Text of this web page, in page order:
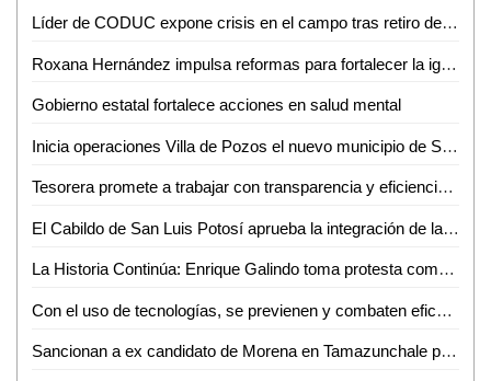
Líder de CODUC expone crisis en el campo tras retiro de subsidios federales
Roxana Hernández impulsa reformas para fortalecer la igualdad de género en SLP
Gobierno estatal fortalece acciones en salud mental
Inicia operaciones Villa de Pozos el nuevo municipio de SLP
Tesorera promete a trabajar con transparencia y eficiencia en el manejo de recursos en Ciudad Valles
El Cabildo de San Luis Potosí aprueba la integración de las Comisiones Permanentes para el periodo 2024-2027
La Historia Continúa: Enrique Galindo toma protesta como Alcalde reelecto
Con el uso de tecnologías, se previenen y combaten eficazmente los delitos en San Luis Potosí
Sancionan a ex candidato de Morena en Tamazunchale por poner publicidad en edificios públicos